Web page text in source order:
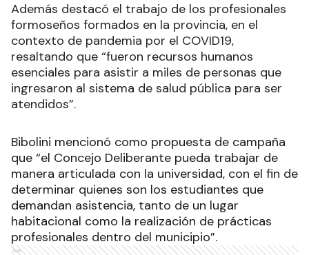
Además destacó el trabajo de los profesionales
formoseños formados en la provincia, en el
contexto de pandemia por el COVID19,
resaltando que “fueron recursos humanos
esenciales para asistir a miles de personas que
ingresaron al sistema de salud pública para ser
atendidos”.
Bibolini mencionó como propuesta de campaña
que “el Concejo Deliberante pueda trabajar de
manera articulada con la universidad, con el fin de
determinar quienes son los estudiantes que
demandan asistencia, tanto de un lugar
habitacional como la realización de prácticas
profesionales dentro del municipio”.
Ads